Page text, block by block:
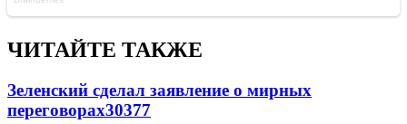
ЧИТАЙТЕ ТАКЖЕ
Зеленский сделал заявление о мирных
переговорах30377